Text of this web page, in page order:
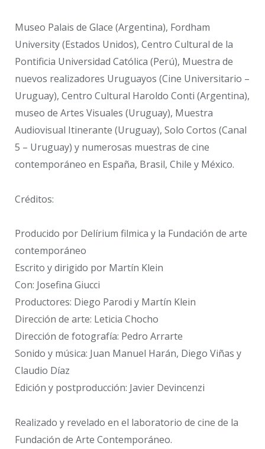
Museo Palais de Glace (Argentina), Fordham
University (Estados Unidos), Centro Cultural de la
Pontificia Universidad Católica (Perú), Muestra de
nuevos realizadores Uruguayos (Cine Universitario –
Uruguay), Centro Cultural Haroldo Conti (Argentina),
museo de Artes Visuales (Uruguay), Muestra
Audiovisual Itinerante (Uruguay), Solo Cortos (Canal
5 – Uruguay) y numerosas muestras de cine
contemporáneo en España, Brasil, Chile y México.
Créditos:
Producido por Delírium filmica y la Fundación de arte
contemporáneo
Escrito y dirigido por Martín Klein
Con: Josefina Giucci
Productores: Diego Parodi y Martín Klein
Dirección de arte: Leticia Chocho
Dirección de fotografía: Pedro Arrarte
Sonido y música: Juan Manuel Harán, Diego Viñas y
Claudio Díaz
Edición y postproducción: Javier Devincenzi
Realizado y revelado en el laboratorio de cine de la
Fundación de Arte Contemporáneo.